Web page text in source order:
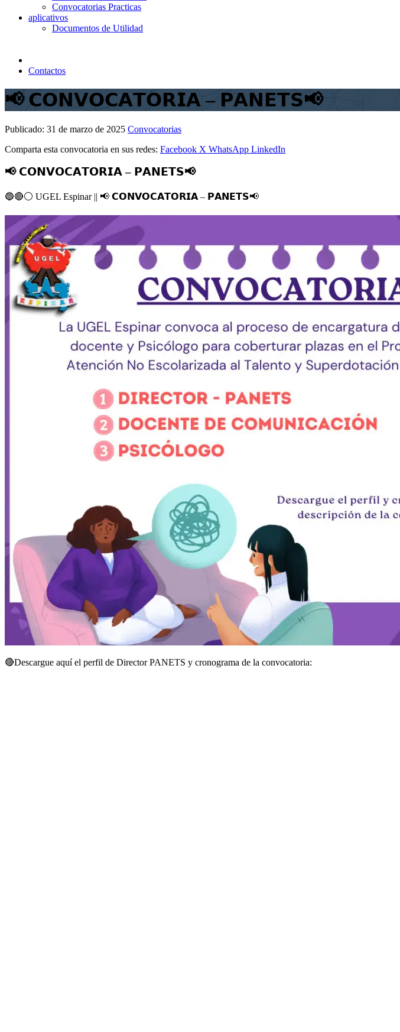
Convocatorias Practicas
aplicativos
Documentos de Utilidad
Contactos
📢 𝗖𝗢𝗡𝗩𝗢𝗖𝗔𝗧𝗢𝗥𝗜𝗔 – 𝗣𝗔𝗡𝗘𝗧𝗦📢
Publicado: 31 de marzo de 2025 Convocatorias
Comparta esta convocatoria en sus redes: Facebook X WhatsApp LinkedIn
📢 𝗖𝗢𝗡𝗩𝗢𝗖𝗔𝗧𝗢𝗥𝗜𝗔 – 𝗣𝗔𝗡𝗘𝗧𝗦📢
🔵🔴⚪️ UGEL Espinar || 📢 𝗖𝗢𝗡𝗩𝗢𝗖𝗔𝗧𝗢𝗥𝗜𝗔 – 𝗣𝗔𝗡𝗘𝗧𝗦📢
🔴Descargue aquí el perfil de Director PANETS y cronograma de la convocatoria: